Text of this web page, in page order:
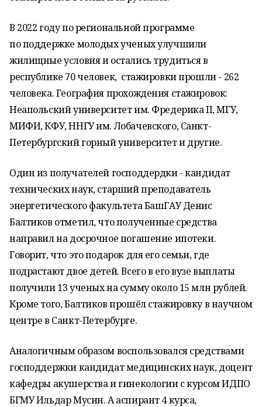
В 2022 году по региональной программе
по поддержке молодых ученых улучшили
жилищные условия и остались трудиться в
республике 70 человек, стажировки прошли - 262
человека. География прохождения стажировок:
Неапольский университет им. Фредерика II, МГУ,
МИФИ, КФУ, ННГУ им. Лобачевского, Санкт-
Петербургский горный университет и другие.
Один из получателей господдердки - кандидат
технических наук, старший преподаватель
энергетического факультета БашГАУ Денис
Балтиков отметил, что полученные средства
направил на досрочное погашение ипотеки.
Говорит, что это подарок для его семьи, где
подрастают двое детей. Всего в его вузе выплаты
получили 13 ученых на сумму около 15 млн рублей.
Кроме того, Балтиков прошёл стажировку в научном
центре в Санкт-Петербурге.
Аналогичным образом воспользовался средствами
господдержки кандидат медицинских наук, доцент
кафедры акушерства и гинекологии с курсом ИДПО
БГМУ Ильдар Мусин. А аспирант 4 курса,